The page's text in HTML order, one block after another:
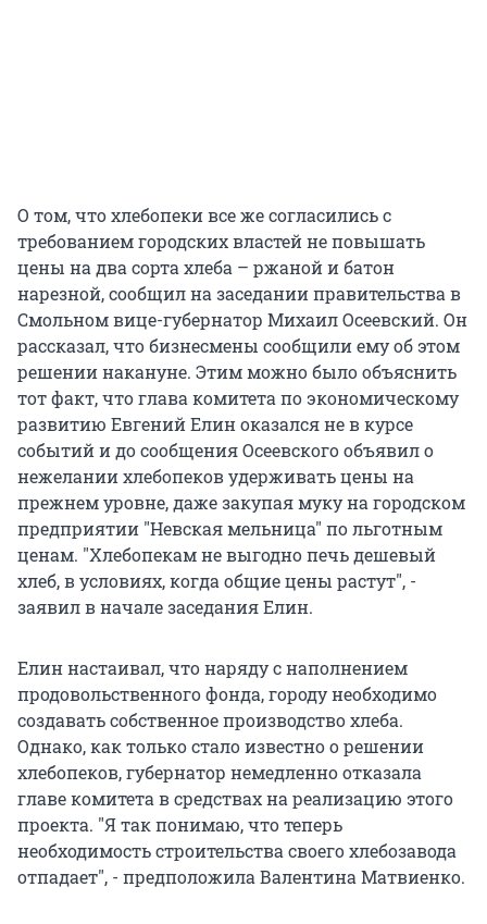
О том, что хлебопеки все же согласились с
требованием городских властей не повышать
цены на два сорта хлеба – ржаной и батон
нарезной, сообщил на заседании правительства в
Смольном вице-губернатор Михаил Осеевский. Он
рассказал, что бизнесмены cообщили ему об этом
решении накануне. Этим можно было объяснить
тот факт, что глава комитета по экономическому
развитию Евгений Елин оказался не в курсе
событий и до сообщения Осеевского объявил о
нежелании хлебопеков удерживать цены на
прежнем уровне, даже закупая муку на городском
предприятии "Невская мельница" по льготным
ценам. "Хлебопекам не выгодно печь дешевый
хлеб, в условиях, когда общие цены растут", -
заявил в начале заседания Елин.
Елин настаивал, что наряду с наполнением
продовольственного фонда, городу необходимо
создавать собственное производство хлеба.
Однако, как только стало известно о решении
хлебопеков, губернатор немедленно отказала
главе комитета в средствах на реализацию этого
проекта. "Я так понимаю, что теперь
необходимость строительства своего хлебозавода
отпадает", - предположила Валентина Матвиенко.